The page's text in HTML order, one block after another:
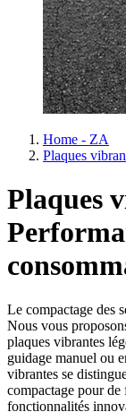
Home - ZA
Plaques
Plaques
Le compactage des
Nous vous
plaques vibrantes
guidage manuel ou
vibrantes se
compactage pour
fonctionnalités